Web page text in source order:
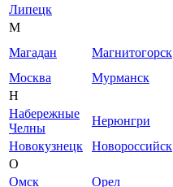
Липецк
М
Магадан
Магнитогорск
Москва
Мурманск
Н
Набережные
Челны
Нерюнгри
Новокузнецк
Новороссийск
О
Омск
Орел